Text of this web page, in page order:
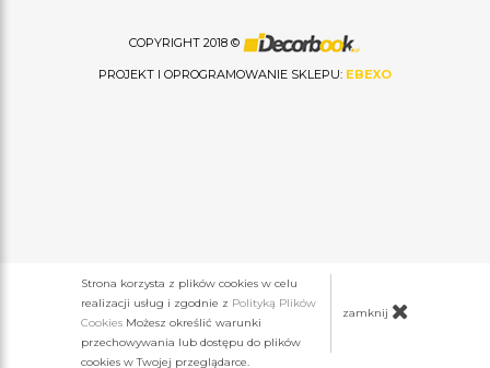
COPYRIGHT 2018 ©
PROJEKT I OPROGRAMOWANIE SKLEPU: EBEXO
Strona korzysta z plików cookies w celu
realizacji usług i zgodnie z Polityką Plików
Cookies Możesz określić warunki
przechowywania lub dostępu do plików
cookies w Twojej przeglądarce.
zamknij